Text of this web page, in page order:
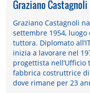
Graziano Castagnoli
Graziano Castagnoli
settembre 1954,
tuttora. Diplomato
inizia a lavorare nel
progettista nell’Ufficio
fabbrica costruttrice
dove rimane per 23